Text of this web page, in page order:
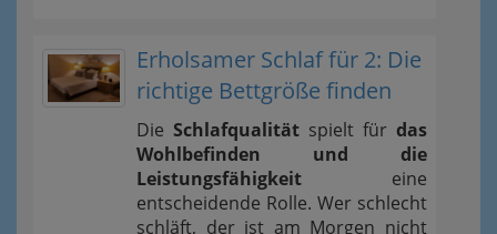
Erholsamer Schlaf für 2: Die
richtige Bettgröße finden
Die Schlafqualität spielt für das
Wohlbefinden und die
Leistungsfähigkeit eine
entscheidende Rolle. Wer schlecht
schläft, der ist am Morgen nicht